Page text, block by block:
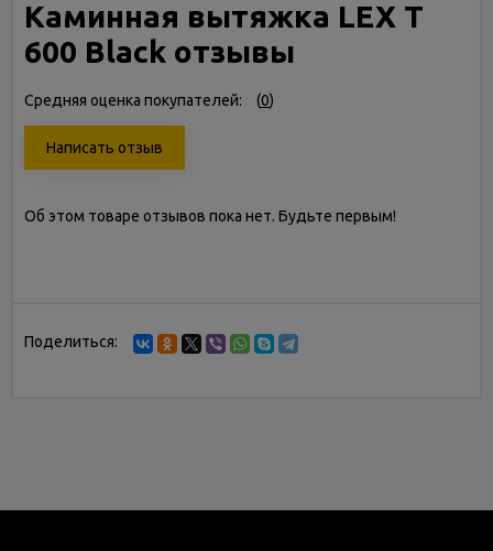
Каминная вытяжка LEX T
600 Black отзывы
Средняя оценка покупателей: (0)
Написать отзыв
Об этом товаре отзывов пока нет. Будьте первым!
Поделиться: